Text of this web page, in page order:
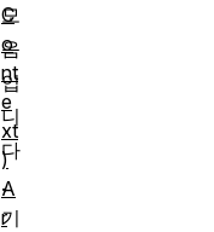
모
음
입
니
다
.
기
C
o
nt
e
xt
)
A
r